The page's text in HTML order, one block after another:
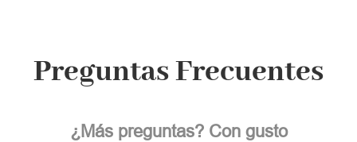
Preguntas Frecuentes
¿Más preguntas? Con gusto